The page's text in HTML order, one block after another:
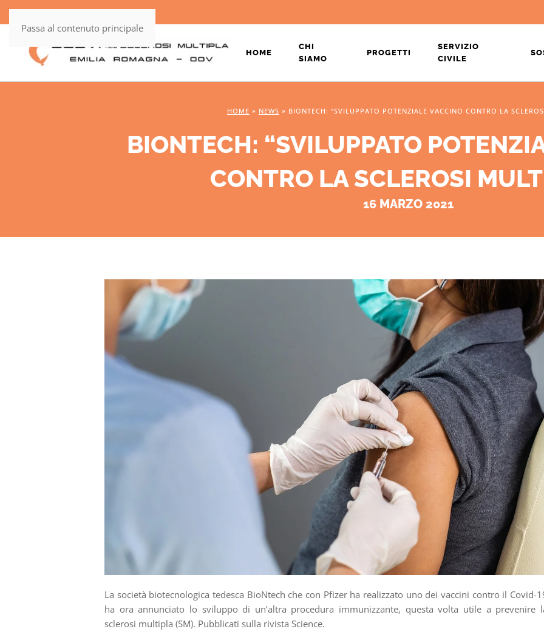
Passa al contenuto principale
HOME
CHI
SIAMO
PROGETTI
SERVIZIO
CIVILE
HOME » NEWS » BIONTECH: “SVILUPPATO POTENZIALE VACCINO CONTRO LA
BIONTECH: “SVILUPPATO
CONTRO LA SCLEROSI
16 MARZO 2021
La società biotecnologica tedesca BioNtech che con Pfizer ha realizzato uno dei vaccini contro il Covid-
ha ora annunciato lo sviluppo di un’altra procedura immunizzante, questa volta utile a prevenire
sclerosi multipla (SM). Pubblicati sulla rivista Science.